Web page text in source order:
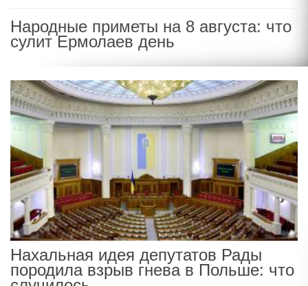
Народные приметы на 8 августа: что
сулит Ермолаев день
Нахальная идея депутатов Рады
породила взрыв гнева в Польше: что